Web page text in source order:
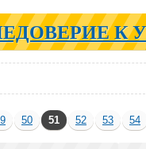
К
50 51 52 53 54